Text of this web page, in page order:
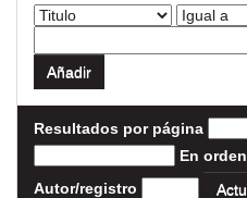
Resultados por página
En orden
Autor/registro